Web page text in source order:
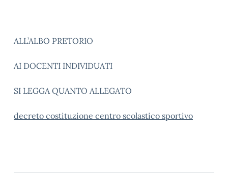
ALL’ALBO PRETORIO
AI DOCENTI INDIVIDUATI
SI LEGGA QUANTO ALLEGATO
decreto costituzione centro scolastico sportivo